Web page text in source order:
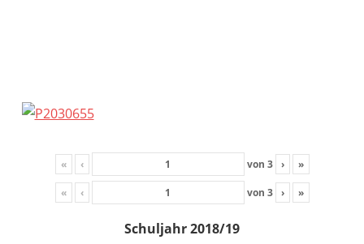
« ‹ von 3 › »
« ‹ von 3 › »
Schuljahr 2018/19